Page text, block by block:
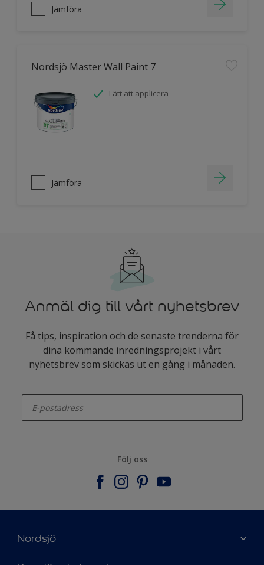
Jämföra
Nordsjö Master Wall Paint 7
Lätt att applicera
Jämföra
Anmäl dig till vårt nyhetsbrev
Få tips, inspiration och de senaste trenderna för
dina kommande inredningsprojekt i vårt
nyhetsbrev som skickas ut en gång i månaden.
Följ oss
Nordsjö
Om Nordsjö